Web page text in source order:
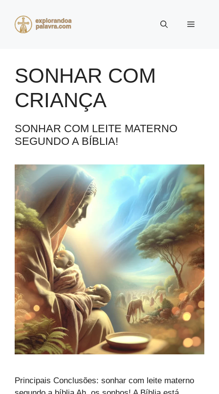
Menu
SONHAR COM
CRIANÇA
SONHAR COM LEITE MATERNO
SEGUNDO A BÍBLIA!
Principais Conclusões: sonhar com leite materno